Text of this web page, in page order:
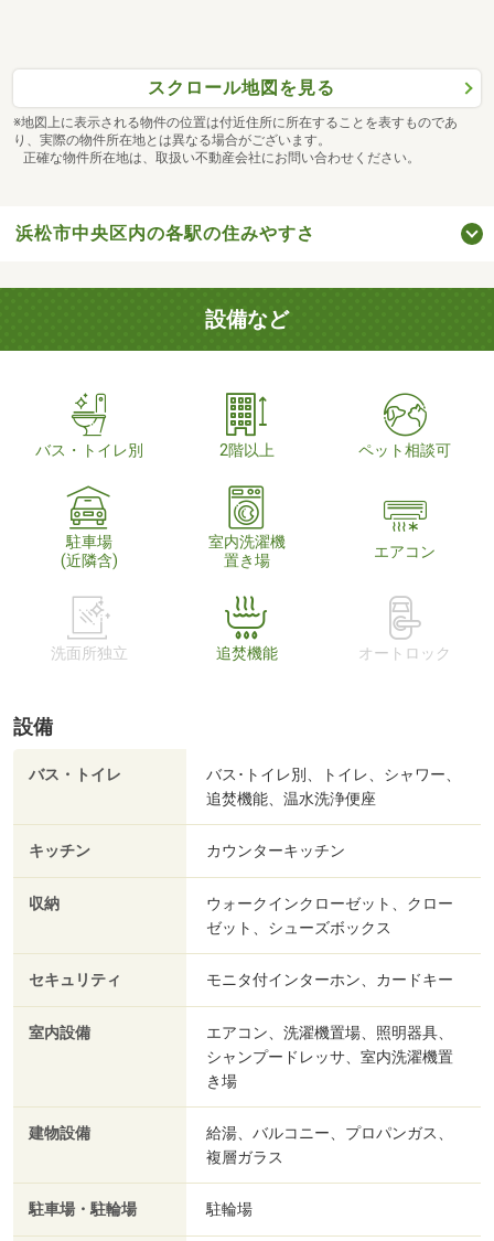
スクロール地図を見る
※地図上に表示される物件の位置は付近住所に所在することを表すものであ
り、実際の物件所在地とは異なる場合がございます。
正確な物件所在地は、取扱い不動産会社にお問い合わせください。
浜松市中央区内の各駅の住みやすさ
設備など
バス・トイレ別 2階以上 ペット相談可
駐車場
(近隣含)
室内洗濯機
置き場
エアコン
洗面所独立 追焚機能 オートロック
設備
バス・トイレ
バス･トイレ別、トイレ、シャワー、
追焚機能、温水洗浄便座
キッチン カウンターキッチン
収納
ウォークインクローゼット、クロー
ゼット、シューズボックス
セキュリティ モニタ付インターホン、カードキー
室内設備
エアコン、洗濯機置場、照明器具、
シャンプードレッサ、室内洗濯機置
き場
建物設備
給湯、バルコニー、プロパンガス、
複層ガラス
駐車場・駐輪場 駐輪場